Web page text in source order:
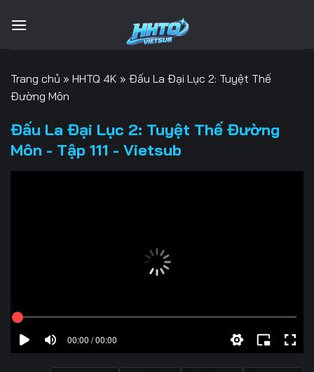
qua
Trang chủ » HHTQ 4K » Đấu La Đại Lục 2: Tuyệt Thế
Đường Môn
Đấu La Đại Lục 2: Tuyệt Thế Đường
Môn - Tập 111 - Vietsub
00:00 / 00:00